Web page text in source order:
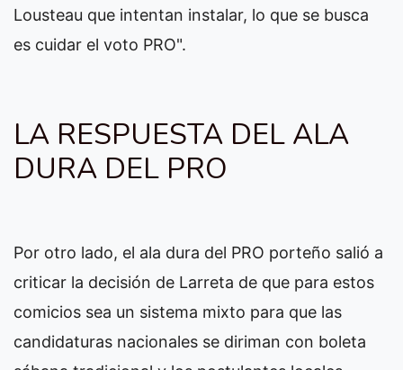
Lousteau que intentan instalar, lo que se busca
es cuidar el voto PRO".
LA RESPUESTA DEL ALA
DURA DEL PRO
Por otro lado, el ala dura del PRO porteño salió a
criticar la decisión de Larreta de que para estos
comicios sea un sistema mixto para que las
candidaturas nacionales se diriman con boleta